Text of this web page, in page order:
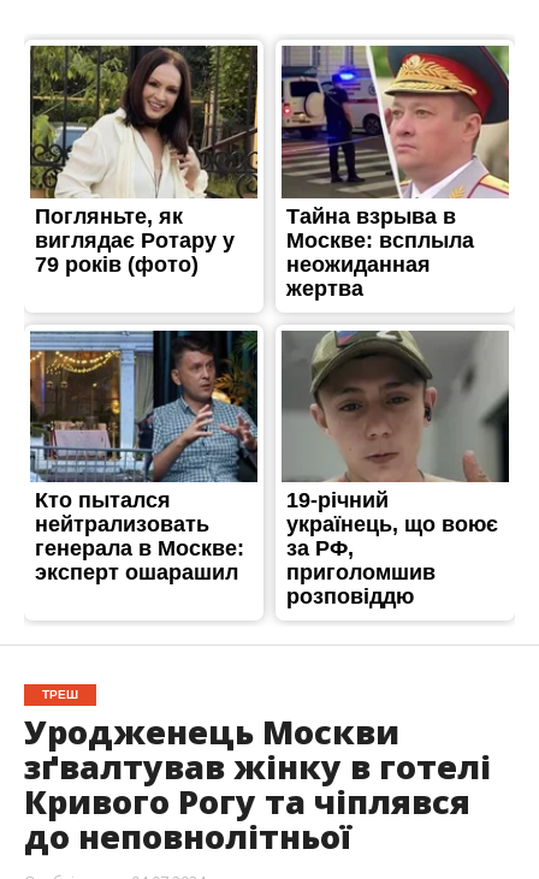
ТРЕШ
Уродженець Москви
зґвалтував жінку в готелі
Кривого Рогу та чіплявся
до неповнолітньої